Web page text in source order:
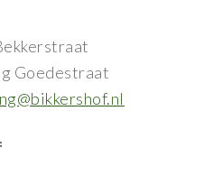
Goedestraat